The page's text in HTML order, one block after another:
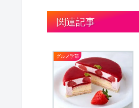
関連記事
グルメ学部